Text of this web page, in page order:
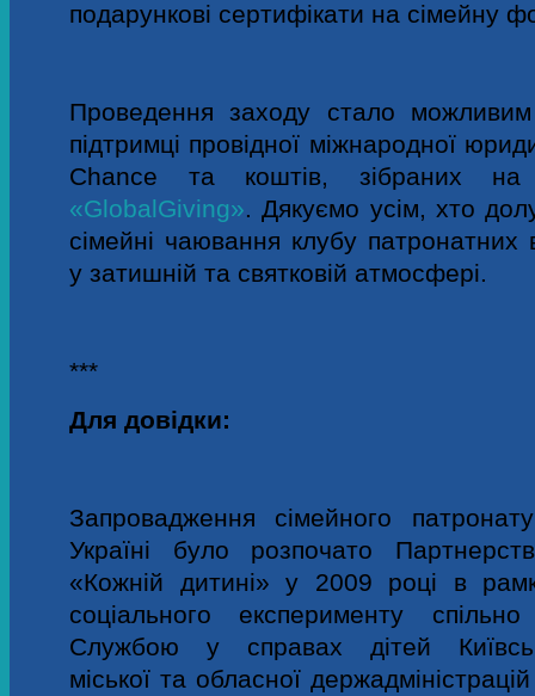
подарункові сертифікати на сімейну
Проведення заходу стало можливим
підтримці провідної міжнародної
Chance та коштів, зібраних
«GlobalGiving». Дякуємо усім, хто
сімейні чаювання клубу патронатних
у затишній та святковій атмосфері.
***
Для довідки:
Запровадження сімейного
Україні було розпочато
«Кожній дитині» у 2009 році в
соціального експерименту
Службою у справах дітей
міської та обласної